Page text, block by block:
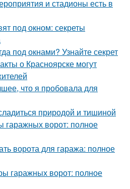
и стадионы есть в
под окном: секреты
под окнами? Узнайте секрет
о Красноярске могут
что я пробовала для
природой и тишиной
гаражных ворот: полное
ворота для гаража: полное
гаражных ворот: полное